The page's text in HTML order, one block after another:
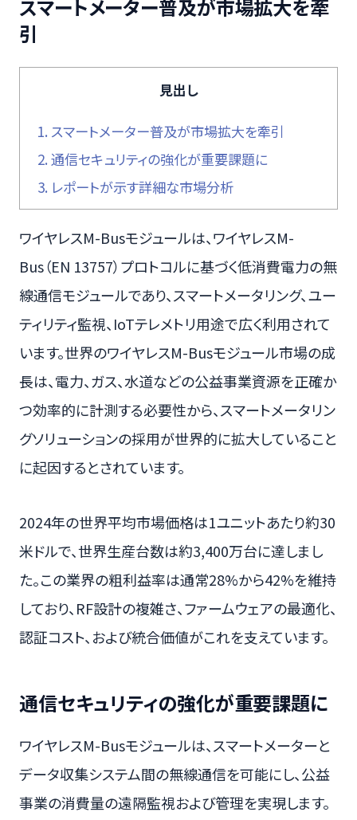
スマートメーター普及が市場拡大を牽
引
見出し
1. スマートメーター普及が市場拡大を牽引
2. 通信セキュリティの強化が重要課題に
3. レポートが示す詳細な市場分析
ワイヤレスM-Busモジュールは、ワイヤレスM-
Bus（EN 13757）プロトコルに基づく低消費電力の無
線通信モジュールであり、スマートメータリング、ユー
ティリティ監視、IoTテレメトリ用途で広く利用されて
います。世界のワイヤレスM-Busモジュール市場の成
長は、電力、ガス、水道などの公益事業資源を正確か
つ効率的に計測する必要性から、スマートメータリン
グソリューションの採用が世界的に拡大していること
に起因するとされています。
2024年の世界平均市場価格は1ユニットあたり約30
米ドルで、世界生産台数は約3,400万台に達しまし
た。この業界の粗利益率は通常28%から42%を維持
しており、RF設計の複雑さ、ファームウェアの最適化、
認証コスト、および統合価値がこれを支えています。
通信セキュリティの強化が重要課題に
ワイヤレスM-Busモジュールは、スマートメーターと
データ収集システム間の無線通信を可能にし、公益
事業の消費量の遠隔監視および管理を実現します。